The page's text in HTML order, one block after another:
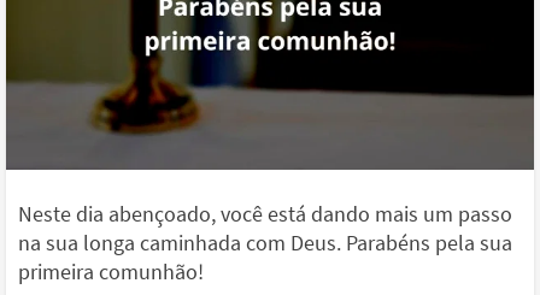
Neste dia abençoado, você está dando mais um passo
na sua longa caminhada com Deus. Parabéns pela sua
primeira comunhão!